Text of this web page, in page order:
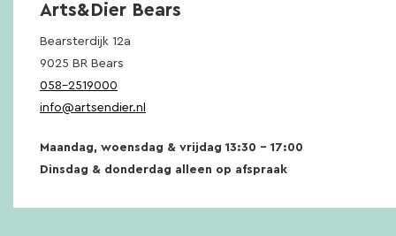
Arts&Dier Bears
Bearsterdijk 12a
9025 BR Bears
058-2519000
info@artsendier.nl
Maandag, woensdag & vrijdag 13:30 – 17:00
Dinsdag & donderdag alleen op afspraak